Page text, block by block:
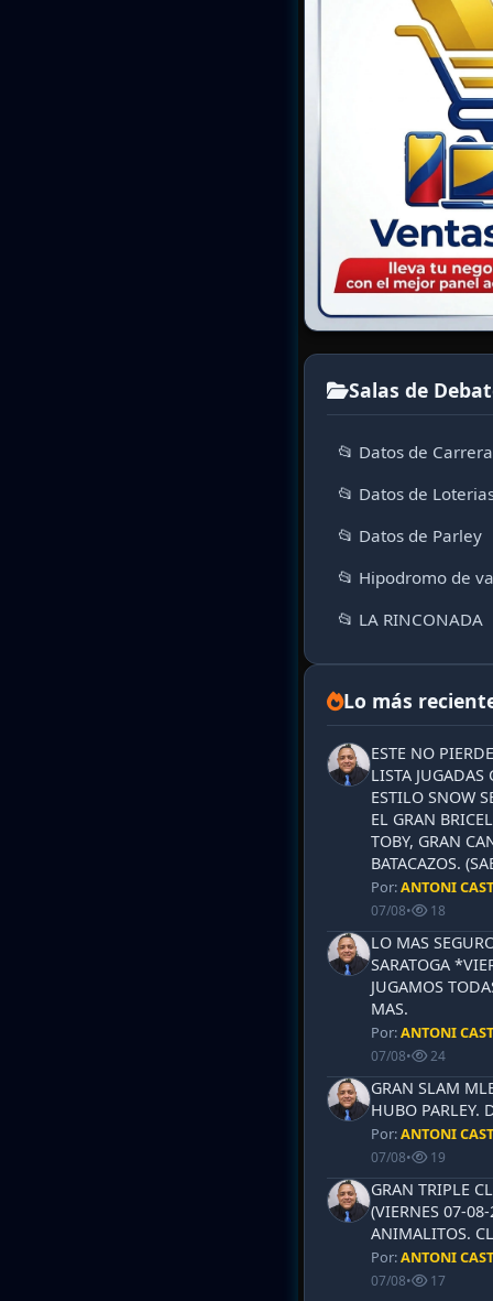
Salas de
📂 Datos de
📂 Datos de
📂 Datos de Parley
📂 Hipodromo de
📂 LA RINCONADA
Lo más
ESTE NO
LISTA JUGADAS
ESTILO SNOW
EL GRAN
TOBY, GRAN
BATACAZOS.
Por:ANTONI
07/08• 18
LO MAS
SARATOGA
JUGAMOS
MAS.
Por:ANTONI
07/08• 24
GRAN SLAM
HUBO PARLEY.
Por:ANTONI
07/08• 19
GRAN TRIPLE
(VIERNES 07-
ANIMALITOS.
Por:ANTONI
07/08• 17